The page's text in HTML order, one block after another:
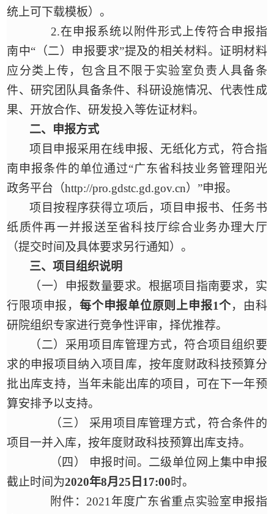
统上可下载模板）。
2.在申报系统以附件形式上传符合申报指
南中“（二）申报要求”提及的相关材料。证明材料
应分类上传，包含且不限于实验室负责人具备条
件、研究团队具备条件、科研设施情况、代表性成
果、开放合作、研发投入等佐证材料。
二、申报方式
项目申报采用在线申报、无纸化方式，符合指
南申报条件的单位通过“广东省科技业务管理阳光
政务平台（http://pro.gdstc.gd.gov.cn）”申报。
项目按程序获得立项后，项目申报书、任务书
纸质件再一并报送至省科技厅综合业务办理大厅
（提交时间及具体要求另行通知）。
三、项目组织说明
（一）申报数量要求。根据项目指南要求，实
行限项申报， 每个申报单位原则上申报1个，由科
研院组织专家进行竞争性评审，择优推荐。
（二）采用项目库管理方式，符合项目组织要
求的申报项目纳入项目库，按年度财政科技预算分
批出库支持，当年未能出库的项目，可在下一年预
算安排予以支持。
（三）
采用项目库管理方式，符合条件的
项目一并入库，按年度财政科技预算出库支持。
（四）
申报时间。 二级单位网上集中申报
截止时间为2020年8月25 日 17:00时。
附件：2021年度广东省重点实验室申报指